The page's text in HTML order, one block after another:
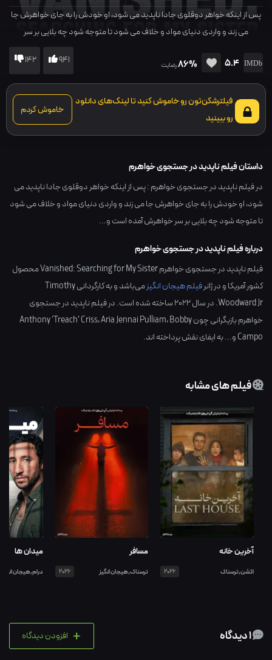
پس از اینکه خواهر دوقلوی جادا ناپدید می شود، او خودش را به جای خواهرش جا
می زند و واردی دنیای مواد و خلاف می شود تا متوجه شود چه بلایی بر سر
5.4
86%رضایت 941
142
فیلترشکن‌تون رو خاموش کنید تا لینک‌های دانلود
رو ببینید
خاموش کردم
داستان فیلم ناپدید در جستجوی خواهرم
در فیلم ناپدید در جستجوی خواهرم : پس از اینکه خواهر دوقلوی جادا ناپدید می
شود، او خودش را به جای خواهرش جا می زند و واردی دنیای مواد و خلاف می شود
تا متوجه شود چه بلایی بر سر خواهرش آمده است و...
درباره فیلم ناپدید در جستجوی خواهرم
فیلم ناپدید در جستجوی خواهرم Vanished: Searching for My Sister محصول
کشورآمریکاو در ژانرفیلم هیجان انگیزمی‌باشد و به کارگردانیTimothy
Woodward Jr. در سال2022ساخته شده است. در فیلم ناپدید در جستجوی
خواهرم بازیگرانی چون
Anthony 'Treach' Criss،Aria Jennai Pulliam،Bobby
Campoو... به ایفای نقش پرداخته اند.
فیلم های مشابه
آخرین خانه
اکشن,ترسناک 2026
مسافر
ترسناک,هیجان انگیز 2026
میدان ها
درام,هیجان انگیز
+ افزودن دیدگاه